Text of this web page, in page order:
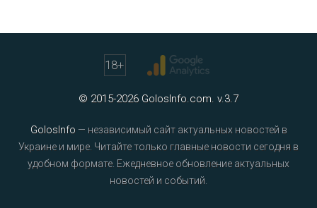
18+
© 2015-2026 GolosInfo.com. v.3.7
GolosInfo — независимый сайт актуальных новостей в
Украине и мире. Читайте только главные новости сегодня в
удобном формате. Ежедневное обновление актуальных
новостей и событий.